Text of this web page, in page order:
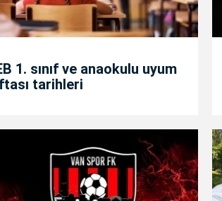
1. sınıf ve anaokulu uyum
tarihleri